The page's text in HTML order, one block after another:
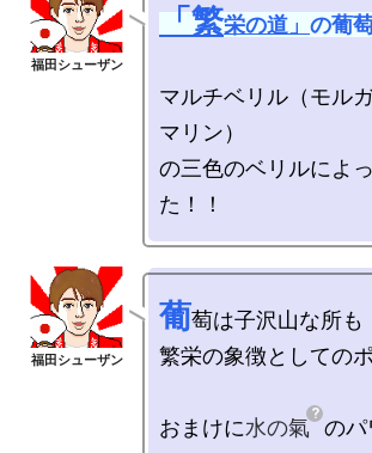
「繁栄の道」 の葡
マルチベリル（モル
マリン）
の三色のベリルによ
葡萄は子沢山な所も
繁栄の象徴としての
おまけに水の氣 の